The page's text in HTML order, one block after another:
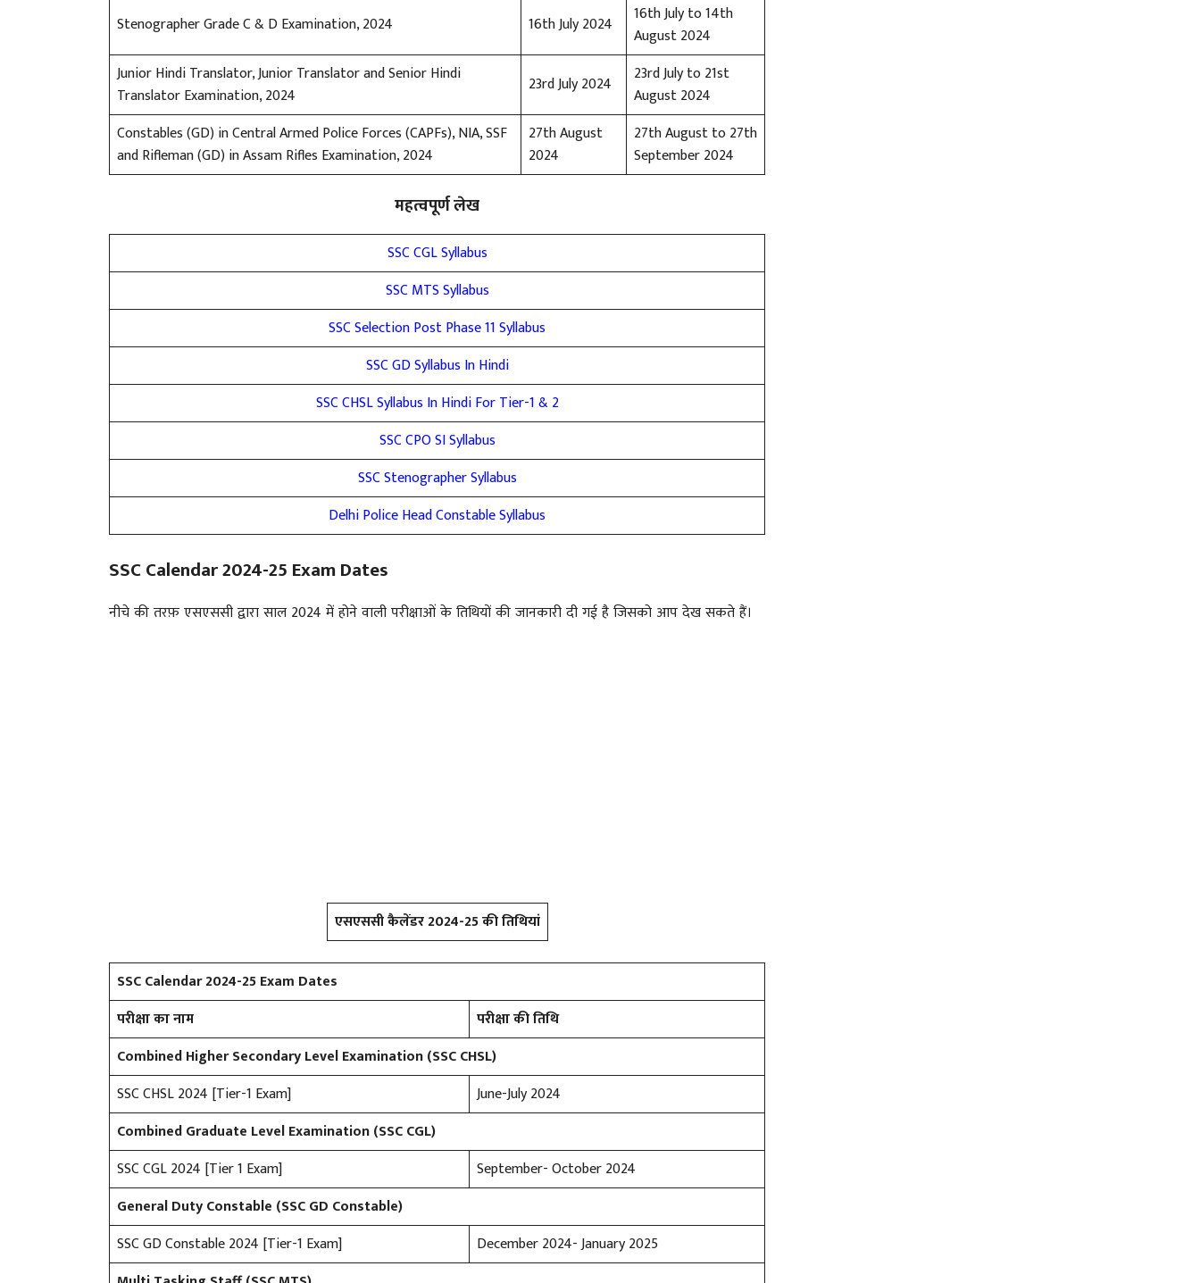
Stenographer Grade C & D Examination, 2024
16th July 2024
16th July to 14th
August 2024
Junior Hindi Translator, Junior Translator and Senior Hindi
Translator Examination, 2024
23rd July 2024
23rd July to 21st
August 2024
Constables (GD) in Central Armed Police Forces (CAPFs), NIA, SSF
and Rifleman (GD) in Assam Rifles Examination, 2024
27th August
2024
27th August to 27th
September 2024
महत्वपूर्ण लेख
SSC CGL Syllabus
SSC MTS Syllabus
SSC Selection Post Phase 11 Syllabus
SSC GD Syllabus In Hindi
SSC CHSL Syllabus In Hindi For Tier-1 & 2
SSC CPO SI Syllabus
SSC Stenographer Syllabus
Delhi Police Head Constable Syllabus
SSC Calendar 2024-25 Exam Dates
नीचे की तरफ़ एसएससी द्वारा साल 2024 में होने वाली परीक्षाओं के तिथियों की जानकारी दी गई है जिसको आप देख सकते हैं।
एसएससी कैलेंडर 2024-25 की तिथियां
SSC Calendar 2024-25 Exam Dates
परीक्षा का नाम
परीक्षा की तिथि
Combined Higher Secondary Level Examination (SSC CHSL)
SSC CHSL 2024 [Tier-1 Exam]
June-July 2024
Combined Graduate Level Examination (SSC CGL)
SSC CGL 2024 [Tier 1 Exam]
September- October 2024
General Duty Constable (SSC GD Constable)
SSC GD Constable 2024 [Tier-1 Exam]
December 2024- January 2025